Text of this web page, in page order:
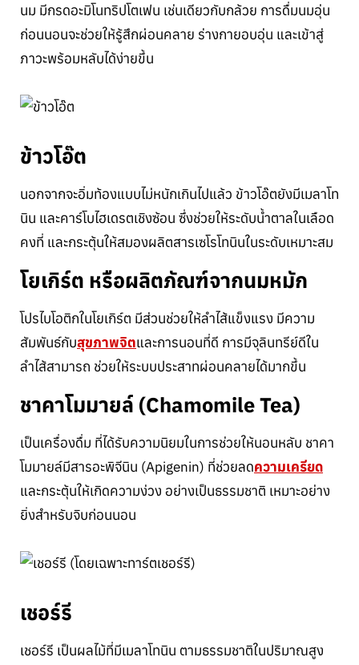
นม มีกรดอะมิโนทริปโตเฟน เช่นเดียวกับกล้วย การดื่มนมอุ่น
ก่อนนอนจะช่วยให้รู้สึกผ่อนคลาย ร่างกายอบอุ่น และเข้าสู่
ภาวะพร้อมหลับได้ง่ายขึ้น
ข้าวโอ๊ต
นอกจากจะอิ่มท้องแบบไม่หนักเกินไปแล้ว ข้าวโอ๊ตยังมีเมลาโท
นิน และคาร์โบไฮเดรตเชิงซ้อน ซึ่งช่วยให้ระดับน้ำตาลในเลือด
คงที่ และกระตุ้นให้สมองผลิตสารเซโรโทนินในระดับเหมาะสม
โยเกิร์ต หรือผลิตภัณฑ์จากนมหมัก
โปรไบโอติกในโยเกิร์ต มีส่วนช่วยให้ลำไส้แข็งแรง มีความ
สัมพันธ์กับสุขภาพจิตและการนอนที่ดี การมีจุลินทรีย์ดีใน
ลำไส้สามารถ ช่วยให้ระบบประสาทผ่อนคลายได้มากขึ้น
ชาคาโมมายล์ (Chamomile Tea)
เป็นเครื่องดื่ม ที่ได้รับความนิยมในการช่วยให้นอนหลับ ชาคา
โมมายล์มีสารอะพิจีนิน (Apigenin) ที่ช่วยลดความเครียด
และกระตุ้นให้เกิดความง่วง อย่างเป็นธรรมชาติ เหมาะอย่าง
ยิ่งสำหรับจิบก่อนนอน
เชอร์รี
เชอร์รี เป็นผลไม้ที่มีเมลาโทนิน ตามธรรมชาติในปริมาณสูง